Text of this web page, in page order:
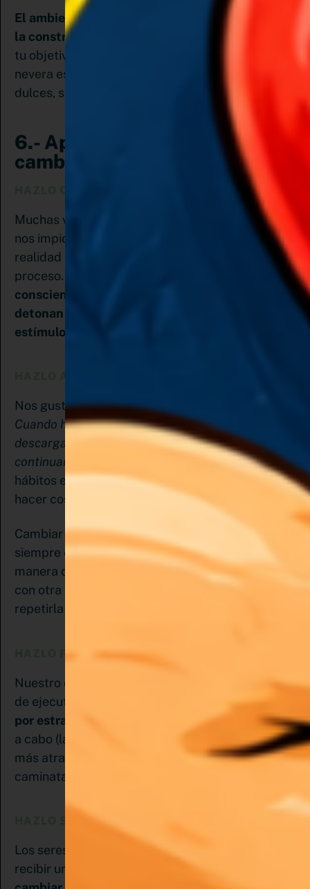
El ambiente influye de manera contundente en
la construcción de nuevos hábitos
tu objetivo es comer más sano por ejemplo y tu
nevera está llena de comidas procesadas y
dulces, será casi imposible que lo consigas.
6.- Aplica las 4 Leyes para
cambiar hábitos
Muchas veces no es falta de motivación lo que
nos impide alcanzar los propósitos, sino que en
realidad es falta de claridad lo que nos sabotea el
proceso.
conscientes e identificar las señales que
detonan nuestra respuesta a los diferentes
estímulos que ya tenemos automatizados.
Nos gusta hacer aquello que nos da placer.
Cuando hacemos lo que nos gusta recibimos una
descarga de dopamina que nos impulsa a
continuar y a repetir esa acción
. Por eso cambiar
hábitos es difícil porque por lo general implica
hacer cosas que no nos resultan tan placenteras.
Cambiar hábitos haciendo lo que nos gusta no
siempre es posible, pero debemos encontrar la
manera de asociar la acción que debemos hacer
con otra que nos guste hacer para que sea fácil
repetirla hasta que se convierta en un hábito.
HAZLO FÁCIL
Nuestro cerebro siempre elegirá la manera fácil
de ejecutar una acción. Por eso es mejoroptar
por estrategias simples
pero que podamos llevar
a cabo (la ley del mínimo esfuerzo) Siempre será
más atractivo plantearse por ejemplo una
caminata de 10 minutos a correr una hora.
HAZLO SATISFACTORIO
Los seres humanos sentimos satisfacción al
recibir una recompensa o evitar un castigo.